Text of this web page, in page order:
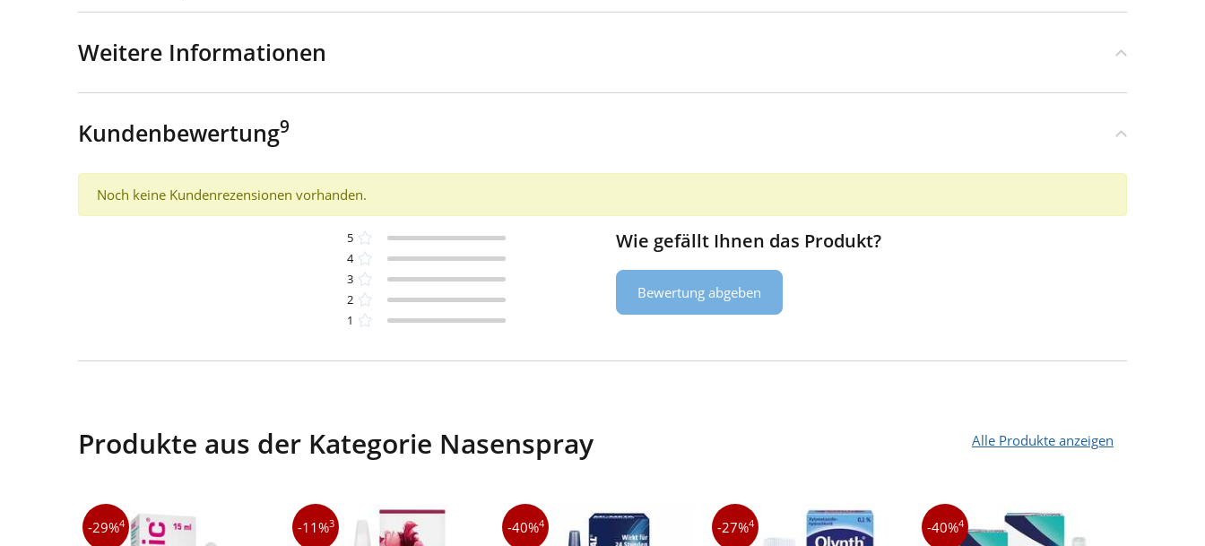
Weitere Informationen
Kundenbewertung9
Noch keine Kundenrezensionen vorhanden.
5
4
3
2
1
Wie gefällt Ihnen das Produkt?
Bewertung abgeben
Produkte aus der Kategorie Nasenspray Alle Produkte anzeigen
-29%4 -11%3 -40%4 -27%4 -40%4